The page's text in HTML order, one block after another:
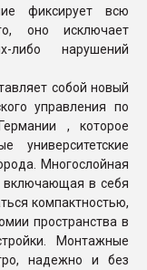
фиксирует всю
оно исключает
либо нарушений
собой новый
управления по
, которое
университетские
Многослойная
включающая в себя
компактностью,
пространства в
Монтажные
надежно и без